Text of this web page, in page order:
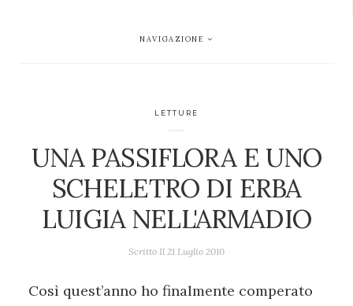
NAVIGAZIONE
LETTURE
UNA PASSIFLORA E UNO
SCHELETRO DI ERBA
LUIGIA NELL'ARMADIO
Scritto Il 21 Luglio 2010
Così quest’anno ho finalmente comperato